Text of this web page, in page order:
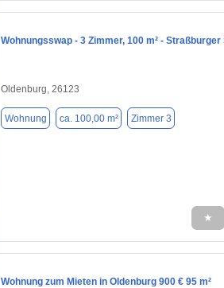
Wohnungsswap - 3 Zimmer, 100 m² - Straßburger
Oldenburg, 26123
Wohnung ca. 100,00 m² Zimmer 3
★
Wohnung zum Mieten in Oldenburg 900 € 95 m²